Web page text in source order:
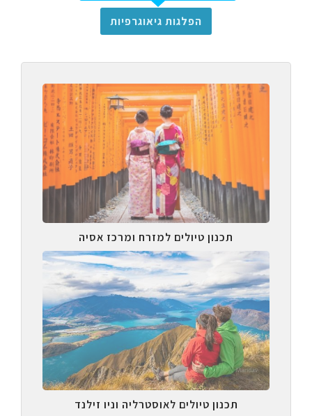
הפלגות גיאוגרפיות
תכנון טיולים למזרח ומרכז אסיה
תכנון טיולים לאוסטרליה וניו זילנד